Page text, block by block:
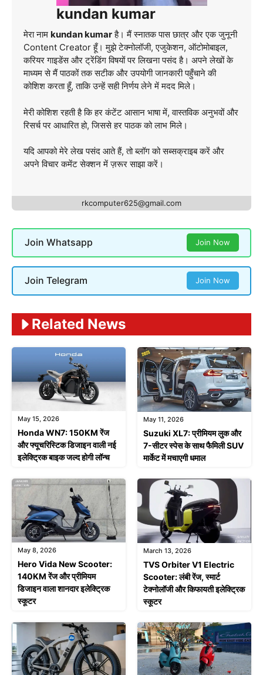
kundan kumar
मेरा नाम kundan kumarहै। मैं स्नातक पास छात्र और एक जुनूनी
Content Creator हूँ। मुझे टेक्नोलॉजी, एजुकेशन, ऑटोमोबाइल,
करियर गाइडेंस और ट्रेंडिंग विषयों पर लिखना पसंद है। अपने लेखों के
माध्यम से मैं पाठकों तक सटीक और उपयोगी जानकारी पहुँचाने की
कोशिश करता हूँ, ताकि उन्हें सही निर्णय लेने में मदद मिले।
मेरी कोशिश रहती है कि हर कंटेंट आसान भाषा में, वास्तविक अनुभवों और
रिसर्च पर आधारित हो, जिससे हर पाठक को लाभ मिले।
यदि आपको मेरे लेख पसंद आते हैं, तो ब्लॉग को सब्सक्राइब करें और
अपने विचार कमेंट सेक्शन में ज़रूर साझा करें।
rkcomputer625@gmail.com
Join Whatsapp Join Now
Join Telegram Join Now
Related News
May 15, 2026
Honda WN7: 150KM रेंज
और फ्यूचरिस्टिक डिजाइन वाली नई
इलेक्ट्रिक बाइक जल्द होगी लॉन्च
May 11, 2026
Suzuki XL7: प्रीमियम लुक और
7-सीटर स्पेस के साथ फैमिली SUV
मार्केट में मचाएगी धमाल
May 8, 2026
Hero Vida New Scooter:
140KM रेंज और प्रीमियम
डिजाइन वाला शानदार इलेक्ट्रिक
स्कूटर
March 13, 2026
TVS Orbiter V1 Electric
Scooter: लंबी रेंज, स्मार्ट
टेक्नोलॉजी और किफायती इलेक्ट्रिक
स्कूटर